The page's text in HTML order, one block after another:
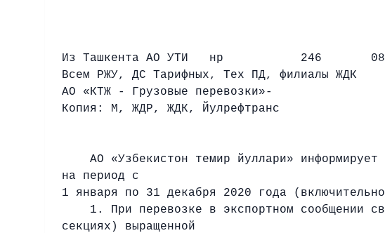
Из Ташкента АО УТИ нр
246 08/
Всем РЖУ, ДС Тарифных, Тех ПД, филиалы ЖДК
АО «КТЖ - Грузовые перевозки»-
Копия: М, ЖДР, ЖДК, Йулрефтранс
АО «Узбекистон темир йуллари» информирует
на период с
1 января по 31 декабря 2020 года
1. При перевозке в экспортном сообщении
секциях) выращенной